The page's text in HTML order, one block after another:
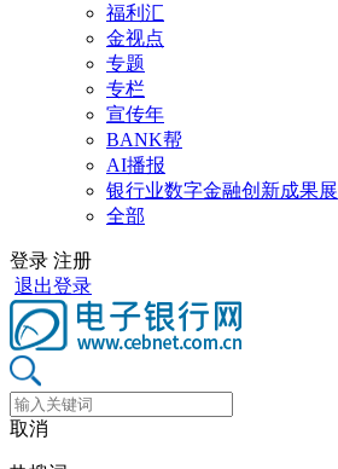
福利汇
金视点
专题
专栏
宣传年
BANK帮
AI播报
银行业数字金融创新成果展
全部
登录 注册
退出登录
取消